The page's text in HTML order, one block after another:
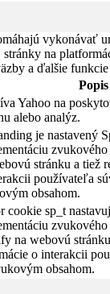
vykonávať
na
a ďalšie
Popis
Yahoo na
alebo analýz.
je nastavený
stránku a tiež
používateľa
obsahom.
cookie sp_t
na webovú
o interakcii
obsahom.